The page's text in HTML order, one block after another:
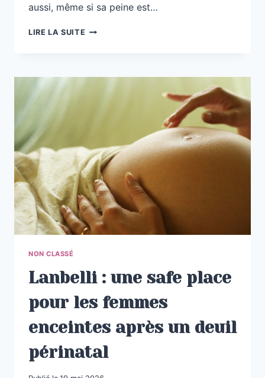
aussi, même si sa peine est…
LIRE LA SUITE
:
SOUVENT
NON CLASSÉ
Lanbelli : une safe place
pour les femmes
enceintes après un deuil
périnatal